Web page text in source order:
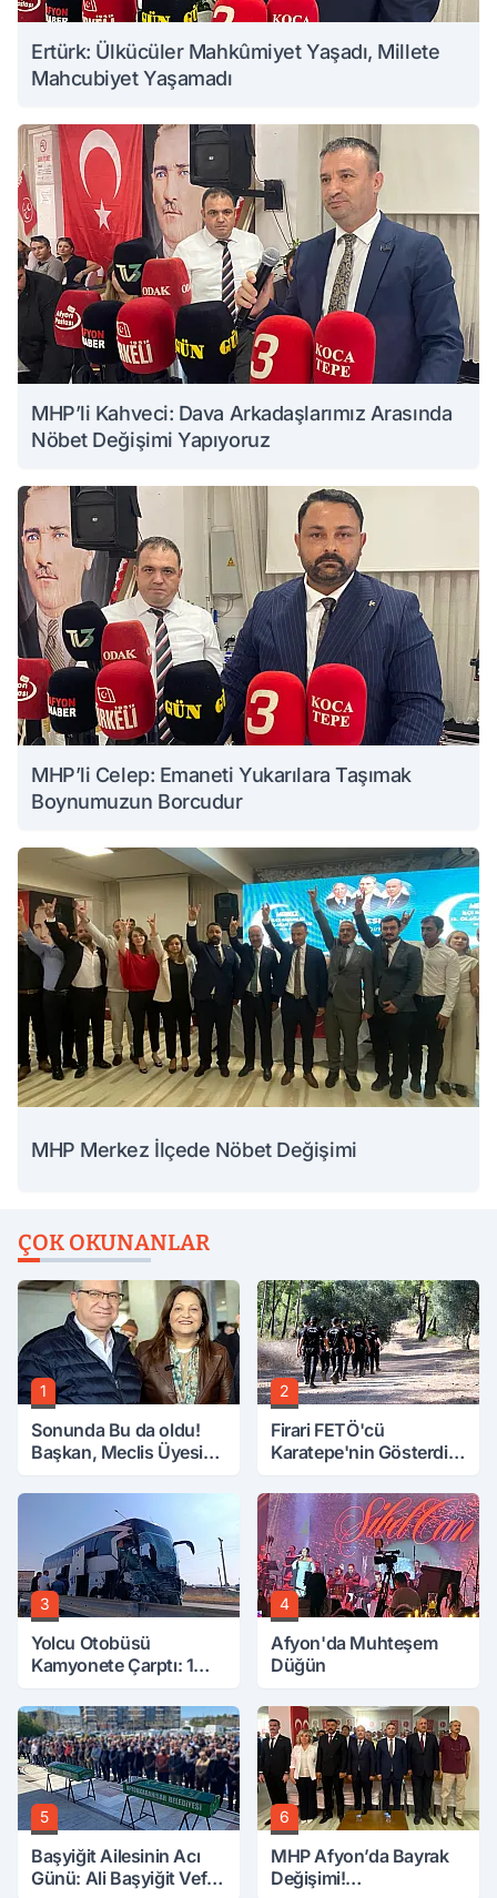
Ertürk: Ülkücüler Mahkûmiyet Yaşadı, Millete
Mahcubiyet Yaşamadı
MHP’li Kahveci: Dava Arkadaşlarımız Arasında
Nöbet Değişimi Yapıyoruz
MHP’li Celep: Emaneti Yukarılara Taşımak
Boynumuzun Borcudur
MHP Merkez İlçede Nöbet Değişimi
ÇOK OKUNANLAR
1
Sonunda Bu da oldu!
Başkan, Meclis Üyesini
Attırdı
2
Firari FETÖ'cü
Karatepe'nin Gösterdiği
Aranıyor
3
Yolcu Otobüsü
Kamyonete Çarptı: 1
4
Afyon'da Muhteşem
Düğün
5
Başyiğit Ailesinin Acı
Günü: Ali Başyiğit Vefat
6
MHP Afyon’da Bayrak
Değişimi!